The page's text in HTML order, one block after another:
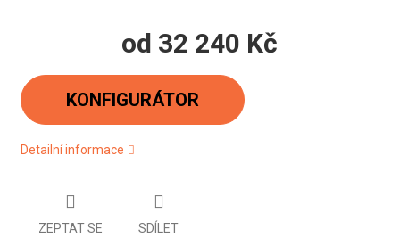
od 32 240 Kč
Měrná
cena:
KONFIGURÁTOR
Detailní informace
ZEPTAT SE SDÍLET